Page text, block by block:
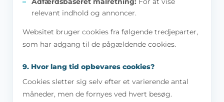
relevant indhold og annoncer.
Websitet bruger cookies fra følgende tredjeparter,
som har adgang til de pågældende cookies.
9. Hvor lang tid opbevares cookies?
Cookies sletter sig selv efter et varierende antal
måneder, men de fornyes ved hvert besøg.